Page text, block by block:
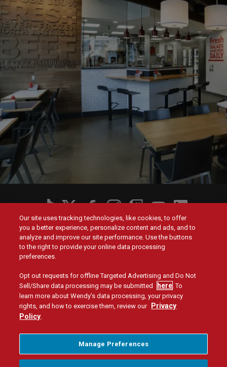
Main
navigation
Menú
Valores
Empresa
Encontrar trabajos
Footer
menu
Contact Us
Menu
Administrar Preferencias de Privacidad
Our site uses tracking technologies, like cookies, to offer
you a better experience, personalize content and ads, and to
analyze and improve our site performance. Use the buttons
to the right to provide your online data processing
preferences.
Opt out requests for offline Targeted Advertising and Do Not
Sell/Share data processing may be submitted
here. To
learn more about Wendy’s data processing, your privacy
rights, and how to exercise them, review our
Privacy
Policy.
Manage Preferences